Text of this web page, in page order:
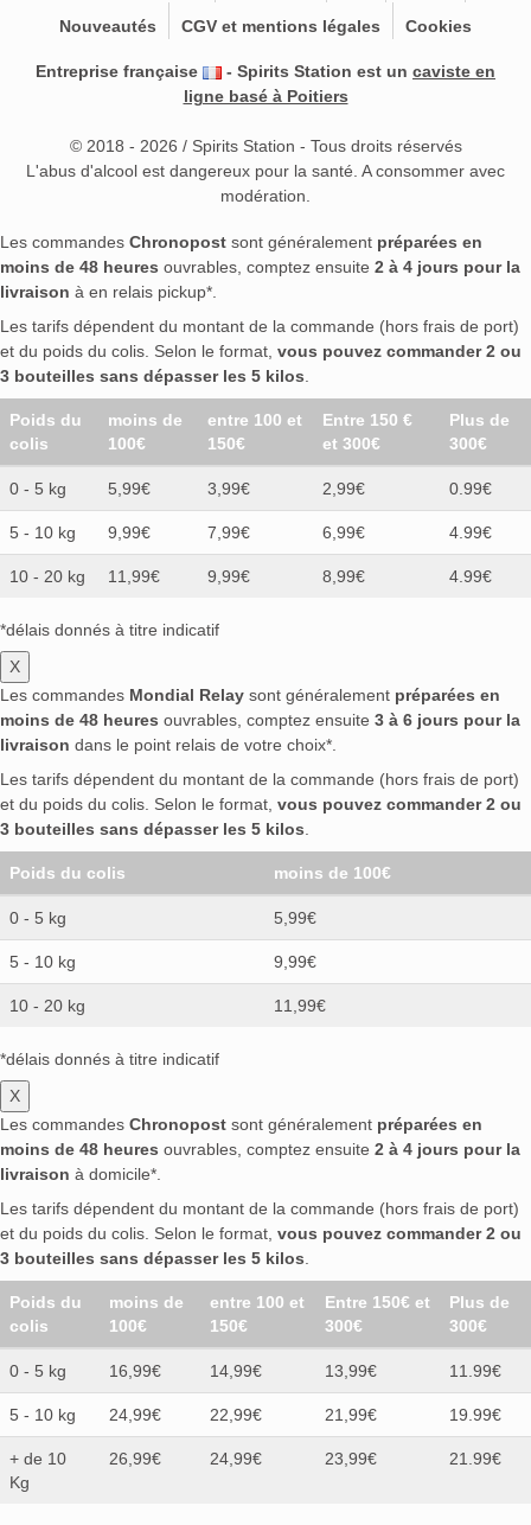
Nouveautés
CGV et mentions légales Cookies
Entreprise française - Spirits Station est un caviste en
ligne basé à Poitiers
© 2018 - 2026 / Spirits Station - Tous droits réservés
L'abus d'alcool est dangereux pour la santé. A consommer avec
modération.
Les commandes Chronopost sont généralement préparées en
moins de 48 heures ouvrables, comptez ensuite 2 à 4 jours pour la
livraison à en relais pickup*.
Les tarifs dépendent du montant de la commande (hors frais de port)
et du poids du colis. Selon le format, vous pouvez commander 2 ou
3 bouteilles sans dépasser les 5 kilos.
Poids du
colis
moins de
100€
entre 100 et
150€
Entre 150 €
et 300€
Plus de
300€
0 - 5 kg 5,99€ 3,99€ 2,99€ 0.99€
5 - 10 kg 9,99€ 7,99€ 6,99€ 4.99€
10 - 20 kg 11,99€ 9,99€ 8,99€ 4.99€
*délais donnés à titre indicatif
X
Les commandes Mondial Relay sont généralement préparées en
moins de 48 heures ouvrables, comptez ensuite 3 à 6 jours pour la
livraison dans le point relais de votre choix*.
Les tarifs dépendent du montant de la commande (hors frais de port)
et du poids du colis. Selon le format, vous pouvez commander 2 ou
3 bouteilles sans dépasser les 5 kilos.
Poids du colis moins de 100€
0 - 5 kg 5,99€
5 - 10 kg 9,99€
10 - 20 kg 11,99€
*délais donnés à titre indicatif
X
Les commandes Chronopost sont généralement préparées en
moins de 48 heures ouvrables, comptez ensuite 2 à 4 jours pour la
livraison à domicile*.
Les tarifs dépendent du montant de la commande (hors frais de port)
et du poids du colis. Selon le format, vous pouvez commander 2 ou
3 bouteilles sans dépasser les 5 kilos.
Poids du
colis
moins de
100€
entre 100 et
150€
Entre 150€ et
300€
Plus de
300€
0 - 5 kg 16,99€ 14,99€ 13,99€ 11.99€
5 - 10 kg 24,99€ 22,99€ 21,99€ 19.99€
+ de 10
Kg
26,99€ 24,99€ 23,99€ 21.99€